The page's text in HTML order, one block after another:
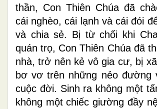
thần, Con Thiên Chúa đã
cái nghèo, cái lạnh và cái đói
và chia sẻ. Bị từ chối khi
quán trọ, Con Thiên Chúa đã
nhà, trở nên kẻ vô gia cư, bị
bơ vơ trên những nẻo đường
cuộc đời. Sinh ra không một
không một chiếc giường đầy